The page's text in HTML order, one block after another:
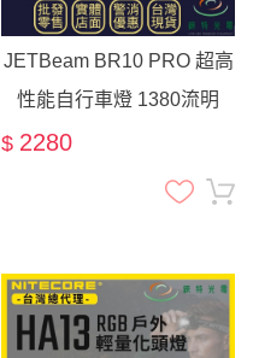
JETBeam BR10 PRO 超高
性能自行車燈 1380流明
240米 爆閃 腳踏車 單車通
勤 夜騎 21700
$ 2280